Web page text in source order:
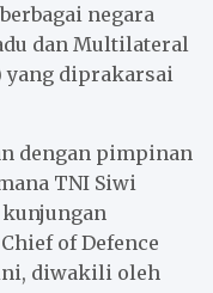
negara
dan Multilateral
yang diprakarsai
dengan pimpinan
TNI Siwi
of Defence
diwakili oleh